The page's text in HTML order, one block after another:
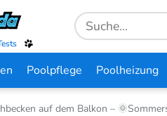
Search
for:
Poolpflege Poolheizung
auf dem Balkon –